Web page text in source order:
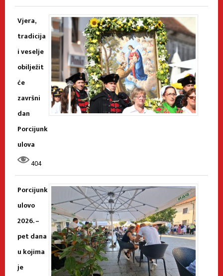
Vjera,
tradicija
i veselje
obilježit
će
završni
dan
Porcijunk
ulova
404
Porcijunk
ulovo
2026. –
pet dana
u kojima
je